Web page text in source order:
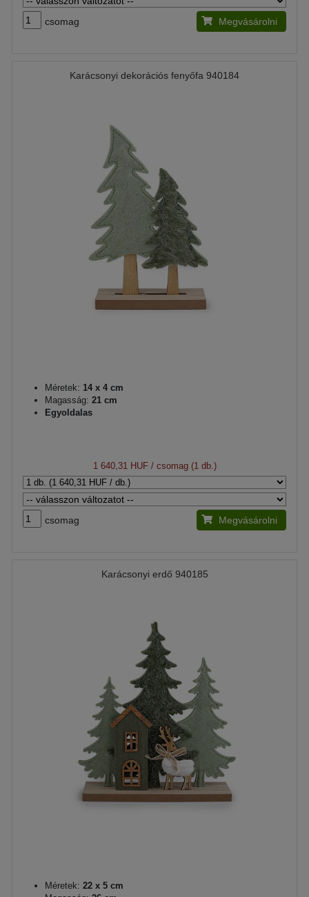
csomag Megvásárolni
Karácsonyi dekorációs fenyőfa 940184
Méretek: 14 x 4 cm
Magasság: 21 cm
Egyoldalas
1 640,31 HUF/ csomag (1 db.)
csomag Megvásárolni
Karácsonyi erdő 940185
Méretek: 22 x 5 cm